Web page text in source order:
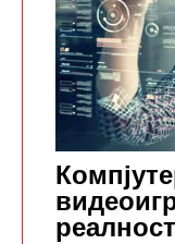
реалност